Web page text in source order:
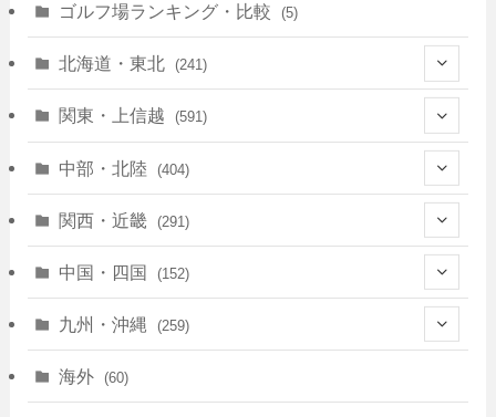
ゴルフ場ランキング・比較 (5)
北海道・東北 (241)
(128)
(10)
(35)
(30)
関東・上信越 (591)
(146)
(40)
(72)
(14)
中部・北陸 (404)
(13)
(83)
(11)
(78)
関西・近畿 (291)
(39)
(25)
中国・四国 (152)
(7)
(39)
九州・沖縄 (259)
(28)
海外 (60)